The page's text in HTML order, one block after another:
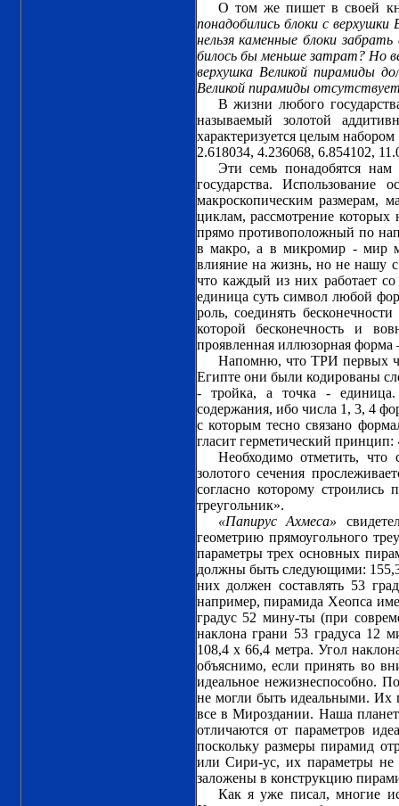
О том же пишет в своей
понадобились блоки с
нельзя каменные блоки
билось бы меньше затрат? Но
верхушка Великой пирамиды
Великой пирамиды
В жизни любого
называемый золотой
характеризуется целым
2.618034, 4.236068, 6.854102,
Эти семь понадобятся нам
государства.
макроскопическим размерам,
циклам, рассмотрение
прямо противоположный по
в макро, а в микромир - мир
влияние на жизнь, но не нашу
что каждый из них работает
единица суть символ любой
роль, соединять
которой бесконечность и
проявленная иллюзорная форма
Напомню, что ТРИ первых
Египте они были кодированы
- тройка, а точка - единица.
содержания, ибо числа 1, 3, 4
с которым тесно связано
гласит герметический принцип:
Необходимо отметить, что
золотого сечения
согласно которому
треугольник».
«Папирус Ахмеса»
геометрию прямоугольного
параметры трех основных
должны быть следующими:
них должен составлять 53
например, пирамида Хеопса
градус 52 мину-ты (при
наклона грани 53 градуса 12
108,4 х 66,4 метра. Угол
объяснимо, если принять во
идеальное нежизнеспособно.
не могли быть идеальными. Их
все в Мироздании. Наша
отличаются от параметров
поскольку размеры пирамид
или Сири-ус, их параметры
заложены в конструкцию
Как я уже писал, многие